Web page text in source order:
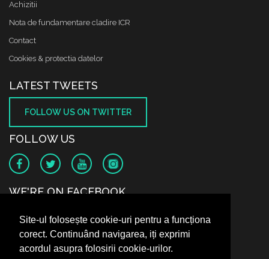
Site-ul folosește cookie-uri pentru a funcționa
corect. Continuând navigarea, iți exprimi
acordul asupra folosirii cookie-urilor.
Achizitii
Nota de fundamentare cladire ICR
Contact
Cookies & protectia datelor
LATEST TWEETS
FOLLOW US ON TWITTER
FOLLOW US
WE'RE ON FACEBOOK